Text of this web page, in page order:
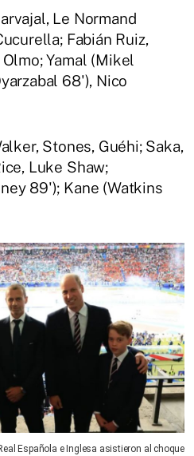
Le Normand
Fabián Ruiz,
Yamal (Mikel
68'), Nico
Stones, Guéhi; Saka,
Luke Shaw;
89'); Kane (Watkins
Española e Inglesa asistieron al choque